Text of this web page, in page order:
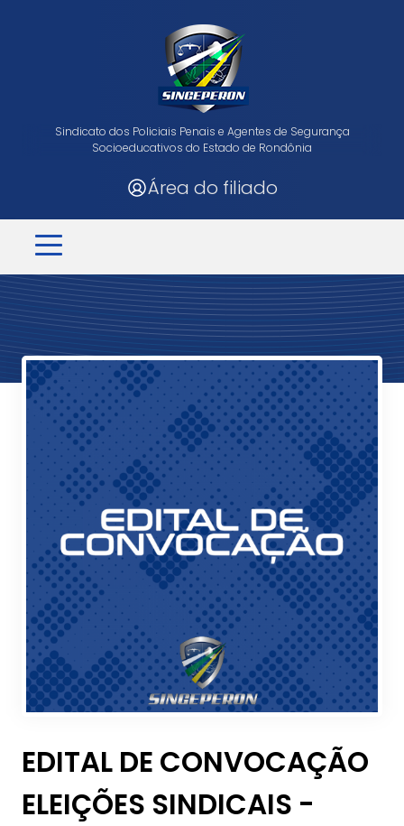
Sindicato dos Policiais Penais e Agentes de Segurança
Socioeducativos do Estado de Rondônia
Área do filiado
EDITAL DE CONVOCAÇÃO
ELEIÇÕES SINDICAIS -